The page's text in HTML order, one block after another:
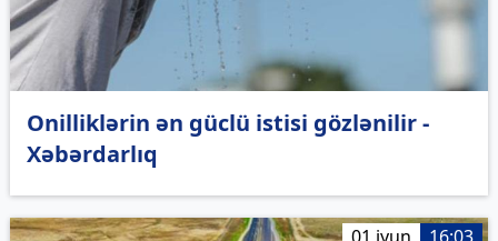
Onilliklərin ən güclü istisi gözlənilir -
Xəbərdarlıq